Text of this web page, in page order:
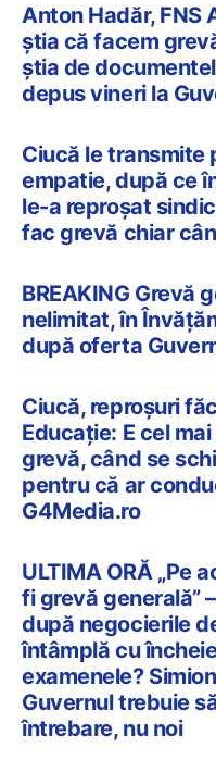
Anton Hadăr, FNS
știa că facem
știa de
depus vineri la
Ciucă le transmite
empatie, după ce
le-a reproșat
fac grevă chiar
BREAKING Grevă
nelimitat, în
după oferta
Ciucă, reproșuri
Educație: E cel
grevă, când se
pentru că ar
G4Media.ro
ULTIMA ORĂ „Pe
fi grevă generală”
după negocierile
întâmplă cu
examenele?
Guvernul trebuie
întrebare, nu noi